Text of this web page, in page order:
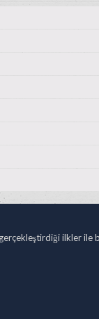
ilkler